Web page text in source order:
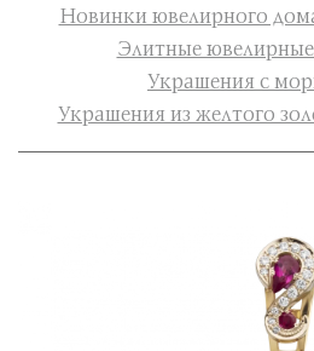
Новинки ювелирного
Элитные
Украшения с
Украшения из желтого